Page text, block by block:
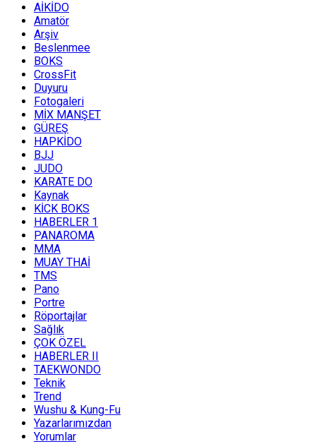
AİKİDO
Amatör
Arşiv
Beslenmee
BOKS
CrossFit
Duyuru
Fotogaleri
MİX MANŞET
GÜREŞ
HAPKİDO
BJJ
JUDO
KARATE DO
Kaynak
KİCK BOKS
HABERLER 1
PANAROMA
MMA
MUAY THAİ
TMS
Pano
Portre
Röportajlar
Sağlık
ÇOK ÖZEL
HABERLER II
TAEKWONDO
Teknik
Trend
Wushu & Kung-Fu
Yazarlarımızdan
Yorumlar